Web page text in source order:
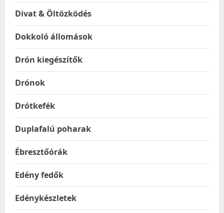
Divat & Öltözködés
Dokkoló állomások
Drón kiegészítők
Drónok
Drótkefék
Duplafalú poharak
Ébresztőórák
Edény fedők
Edénykészletek